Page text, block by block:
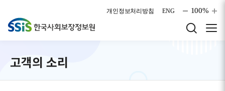
개인정보처리방침
ENG 100%
고객의 소리